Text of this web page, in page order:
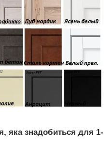
яка знадобиться для 1-